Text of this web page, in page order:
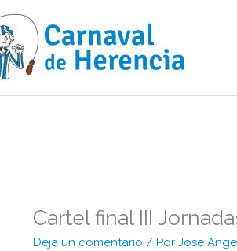
Cartel final III
Deja un comentario / PorJose